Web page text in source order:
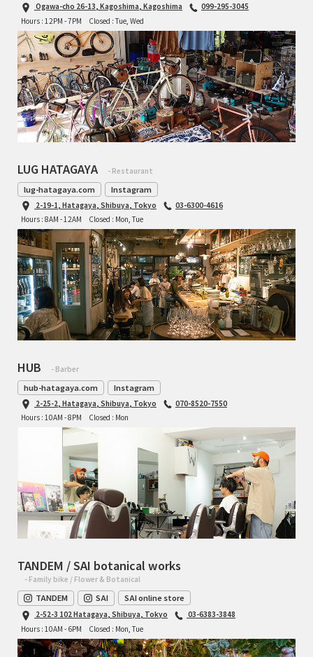
Ogawa-cho 26-13, Kagoshima, Kagoshima
099-295-3045
Hours : 12PM - 7PM
Closed : Tue, Wed
LUG HATAGAYA - Restaurant
lug-hatagaya.com Instagram
2-19-1, Hatagaya, Shibuya, Tokyo
03-6300-4616
Hours : 8AM - 12AM
Closed : Mon, Tue
HUB - Barber
hub-hatagaya.com Instagram
2-25-2, Hatagaya, Shibuya, Tokyo
070-8520-7550
Hours : 10AM - 8PM
Closed : Mon
TANDEM / SAI botanical works
- Family bike / Flower & Botanical
TANDEM SAI SAI online store
2-52-3 102 Hatagaya, Shibuya, Tokyo
03-6383-3848
Hours : 10AM - 6PM
Closed : Mon, Tue